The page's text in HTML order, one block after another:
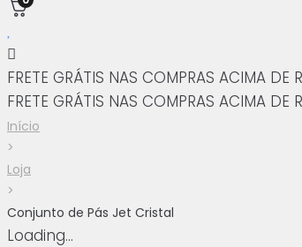
FRETE GRÁTIS NAS COMPRAS ACIMA
FRETE GRÁTIS NAS COMPRAS ACIMA DE
Início
>
Loja
>
Conjunto de Pás Jet Cristal
Loading...